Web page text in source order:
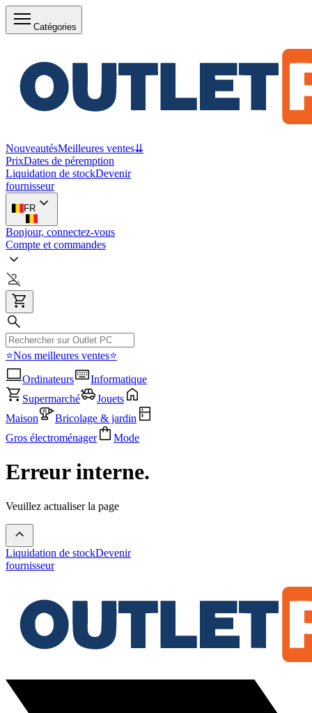
Catégories
NouveautésMeilleures ventes⇊
PrixDates de péremption
Liquidation de stockDevenir
fournisseur
FR
Bonjour, connectez-vous
Compte et commandes
⭐Nos meilleures ventes⭐
Ordinateurs
Informatique
Supermarché
Jouets
Maison
Bricolage & jardin
Gros électroménager
Mode
Erreur interne.
Veuillez actualiser la page
Liquidation de stockDevenir
fournisseur